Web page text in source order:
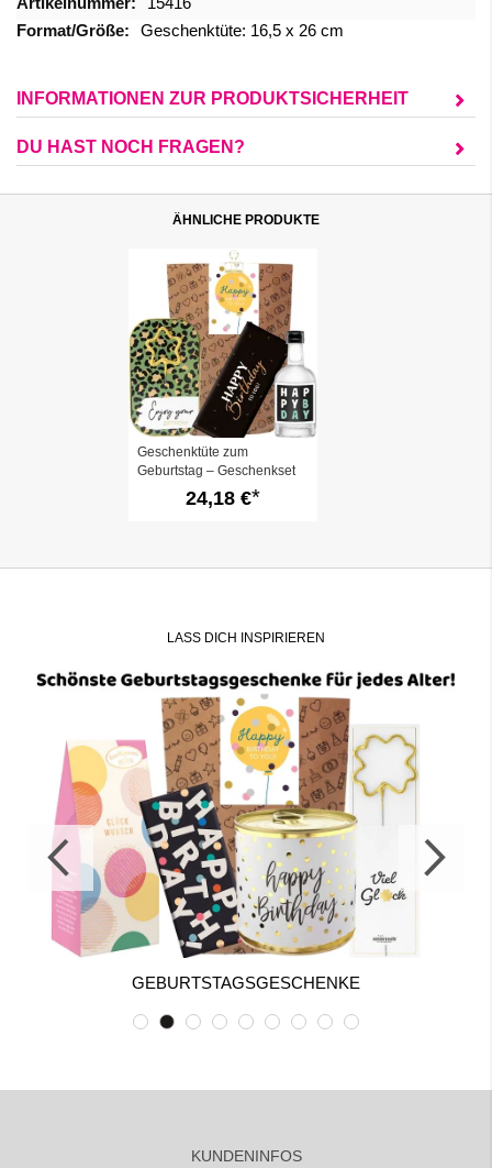
Informationen
Geschenktüte: 16,5 x 26 cm
INFORMATIONEN ZUR PRODUKTSICHERHEIT
DU HAST NOCH FRAGEN?
ÄHNLICHE PRODUKTE
Geschenktüte zum
Geburtstag – Geschenkset
„Happy Birthday to you!“ (Set
24,18 €
LASS DICH INSPIRIEREN
GEBURTSTAGSGESCHENKE
KUNDENINFOS